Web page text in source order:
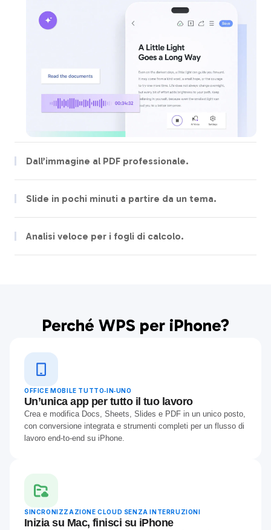
Dall’immagine al PDF professionale.
Trasforma rapidamente ricevute, note e documenti in PDF puliti.
Slide in pochi minuti a partire da un tema.
Parti da un tema: l’AI genera un deck curato, pronto per le riunioni
Analisi veloce per i fogli di calcolo.
Dalle formule agli insight, l’AI velocizza il lavoro sui fogli di
Perché WPS per iPhone?
OFFICE MOBILE TUTTO‑IN‑UNO
Un’unica app per tutto il tuo lavoro
Crea e modifica Docs, Sheets, Slides e PDF in un unico posto,
con conversione integrata e strumenti completi per un flusso di
lavoro end‑to‑end su iPhone.
SINCRONIZZAZIONE CLOUD SENZA INTERRUZIONI
Inizia su Mac, finisci su iPhone